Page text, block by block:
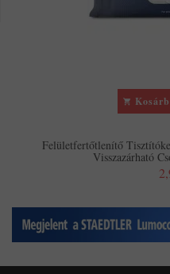
Felületfertőtlenítő
Visszazárható